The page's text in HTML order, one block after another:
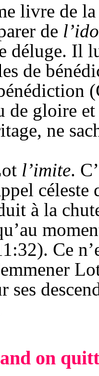
livre de
de
déluge. Il
de
(
de gloire
ne
l’imite.
céleste
à la
Ce
ses
on